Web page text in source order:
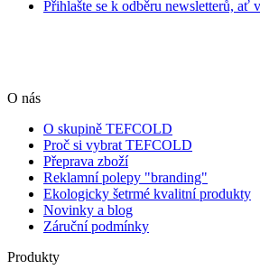
Přihlašte se k odběru newsletterů, ať
O nás
O skupině TEFCOLD
Proč si vybrat TEFCOLD
Přeprava zboží
Reklamní polepy "branding"
Ekologicky šetrmé kvalitní produkty
Novinky a blog
Záruční podmínky
Produkty